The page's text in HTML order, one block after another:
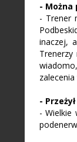
- Można
- Trener
inaczej,
-
- Wielkie